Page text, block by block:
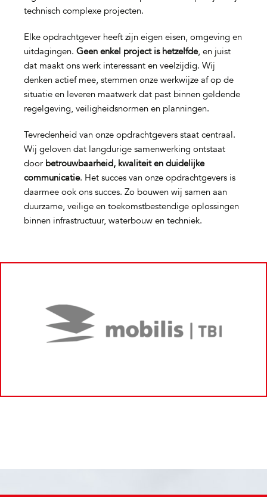
technisch complexe projecten.
Elke opdrachtgever heeft zijn eigen eisen, omgeving en
uitdagingen. Geen enkel project is hetzelfde, en juist
dat maakt ons werk interessant en veelzijdig. Wij
denken actief mee, stemmen onze werkwijze af op de
situatie en leveren maatwerk dat past binnen geldende
regelgeving, veiligheidsnormen en planningen.
Tevredenheid van onze opdrachtgevers staat centraal.
Wij geloven dat langdurige samenwerking ontstaat
door betrouwbaarheid, kwaliteit en duidelijke
communicatie. Het succes van onze opdrachtgevers is
daarmee ook ons succes. Zo bouwen wij samen aan
duurzame, veilige en toekomstbestendige oplossingen
binnen infrastructuur, waterbouw en techniek.